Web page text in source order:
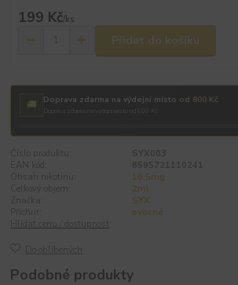
199 Kč/ks
Přidat do košíku
🚚 Doprava zdarma na výdejní místo od 800 Kč
16,5mg
2ml
SYX
ovocné
Podobné produkty